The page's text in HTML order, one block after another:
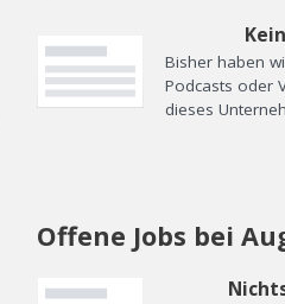
Bisher haben
Podcasts oder
dieses
Offene Jobs bei